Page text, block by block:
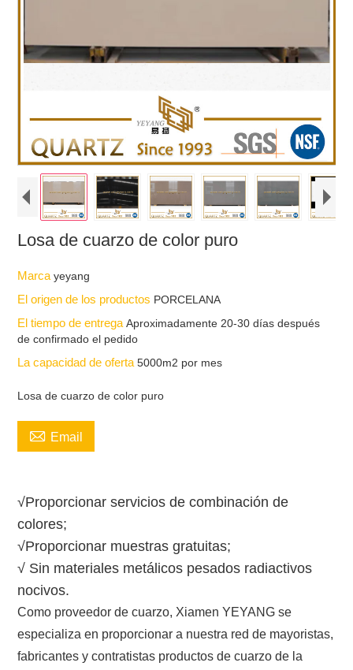
Losa de cuarzo de color puro
Marcayeyang
El origen de los productos PORCELANA
El tiempo de entregaAproximadamente 20-30 días después
de confirmado el pedido
La capacidad de oferta5000m2 por mes
Losa de cuarzo de color puro
 Email
√Proporcionar servicios de combinación de
colores;
√Proporcionar muestras gratuitas;
√ Sin materiales metálicos pesados ​​radiactivos
nocivos.
Como proveedor de cuarzo, Xiamen YEYANG se
especializa en proporcionar a nuestra red de mayoristas,
fabricantes y contratistas productos de cuarzo de la